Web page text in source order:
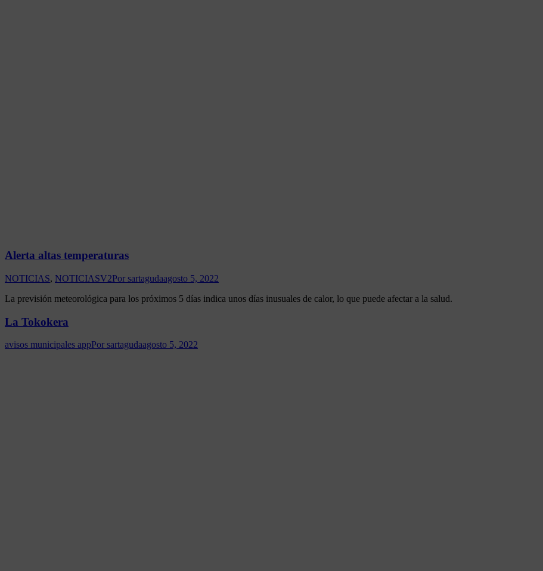
Alerta altas temperaturas
NOTICIAS, NOTICIASV2Por sartagudaagosto 5, 2022
La previsión meteorológica para los próximos 5 días indica unos días inusuales de calor, lo que puede afectar a la salud.
La Tokokera
avisos municipales appPor sartagudaagosto 5, 2022